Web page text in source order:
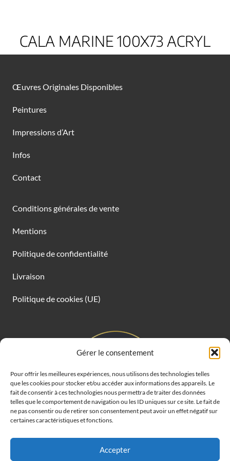
Gérer le consentement
Pour offrir les meilleures expériences, nous utilisons des technologies telles
que les cookies pour stocker et/ou accéder aux informations des appareils. Le
fait de consentir à ces technologies nous permettra de traiter des données
telles que le comportement de navigation ou les ID uniques sur ce site. Le fait de
ne pas consentir ou de retirer son consentement peut avoir un effet négatif sur
certaines caractéristiques et fonctions.
Accepter
CALA MARINE 100X73 ACRYL
Œuvres Originales Disponibles
Peintures
Impressions d’Art
Infos
Contact
Conditions générales de vente
Mentions
Politique de confidentialité
Livraison
Politique de cookies (UE)